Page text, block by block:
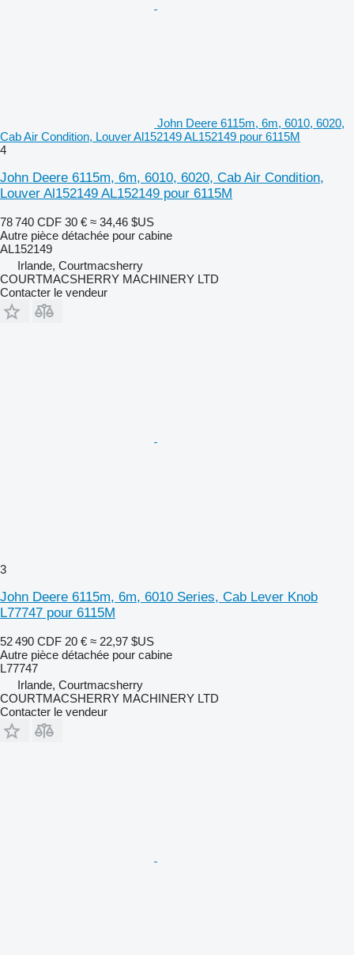
John Deere 6115m, 6m, 6010, 6020,
Cab Air Condition, Louver Al152149 AL152149 pour 6115M
4
John Deere 6115m, 6m, 6010, 6020, Cab Air Condition,
Louver Al152149 AL152149 pour 6115M
78 740 CDF 30 € ≈ 34,46 $US
Autre pièce détachée pour cabine
AL152149
Irlande, Courtmacsherry
COURTMACSHERRY MACHINERY LTD
Contacter le vendeur
3
John Deere 6115m, 6m, 6010 Series, Cab Lever Knob
L77747 pour 6115M
52 490 CDF 20 € ≈ 22,97 $US
Autre pièce détachée pour cabine
L77747
Irlande, Courtmacsherry
COURTMACSHERRY MACHINERY LTD
Contacter le vendeur